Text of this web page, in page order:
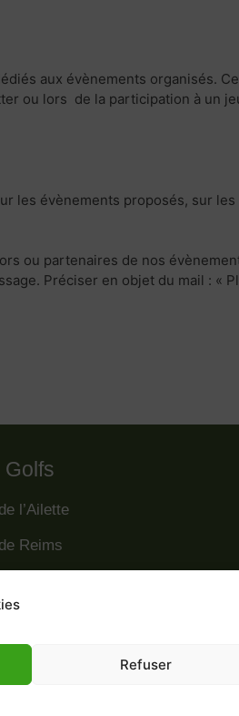
Refuser
aux évènements organisés.
ou lors de la participation à un
les évènements proposés, sur
ou partenaires de nos
Préciser en objet du mail : «
Golfs
l’Ailette
Reims
Poursaudes
Champagne
Val Secret